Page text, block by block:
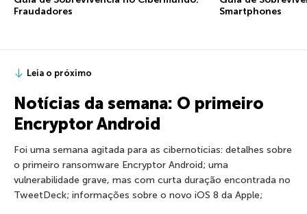
Fraudadores
Smartphones
Leia o próximo
Notícias da semana: O primeiro
Encryptor Android
Foi uma semana agitada para as cibernotícias: detalhes sobre
o primeiro ransomware Encryptor Android; uma
vulnerabilidade grave, mas com curta duração encontrada no
TweetDeck; informações sobre o novo iOS 8 da Apple;